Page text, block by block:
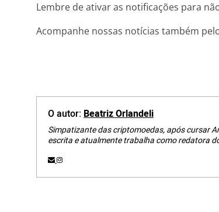
Lembre de ativar as notificações para
Acompanhe nossas notícias também
O autor:Beatriz Orlandeli
Simpatizante das criptomoedas, após cursar
escrita e atualmente trabalha como redatora